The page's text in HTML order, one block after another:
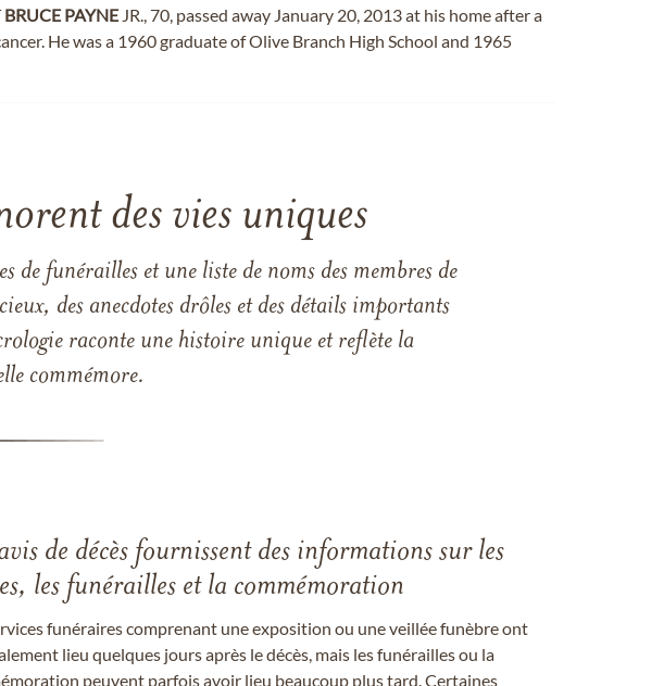
BRUCE PAYNE JR., 70, passed away January 20, 2013 at his home after a
He was a 1960 graduate of Olive Branch High School and 1965
des vies uniques
funérailles et une liste de noms des membres de
des anecdotes drôles et des détails importants
raconte une histoire unique et reflète la
commémore.
de décès fournissent des informations sur les
les funérailles et la commémoration
funéraires comprenant une exposition ou une veillée funèbre ont
lieu quelques jours après le décès, mais les funérailles ou la
peuvent parfois avoir lieu beaucoup plus tard. Certaines